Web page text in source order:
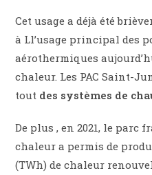
Cet usage a déjà été
à Ll’usage principal des
aérothermiques
chaleur. Les PAC Saint-
tout des systèmes de
De plus , en 2021, le parc
chaleur a permis de
(TWh) de chaleur